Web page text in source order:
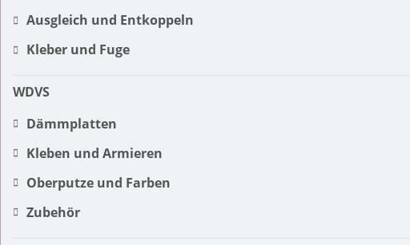
Ausgleich und Entkoppeln
Kleber und Fuge
WDVS
Dämmplatten
Kleben und Armieren
Oberputze und Farben
Zubehör